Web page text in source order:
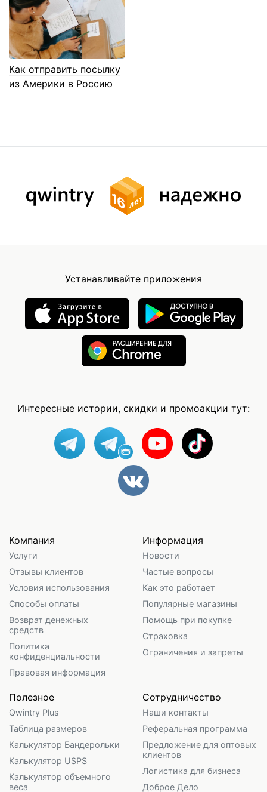
Как отправить посылку
из Америки в Россию
Устанавливайте приложения
Интересные истории, скидки и промоакции тут:
Компания
Услуги
Отзывы клиентов
Условия использования
Способы оплаты
Возврат денежных
средств
Политика
конфиденциальности
Правовая информация
Информация
Новости
Частые вопросы
Как это работает
Популярные магазины
Помощь при покупке
Страховка
Ограничения и запреты
Полезное
Qwintry Plus
Таблица размеров
Калькулятор Бандерольки
Калькулятор USPS
Калькулятор объемного
веса
Сотрудничество
Наши контакты
Реферальная программа
Предложение для оптовых
клиентов
Логистика для бизнеса
Доброе Дело